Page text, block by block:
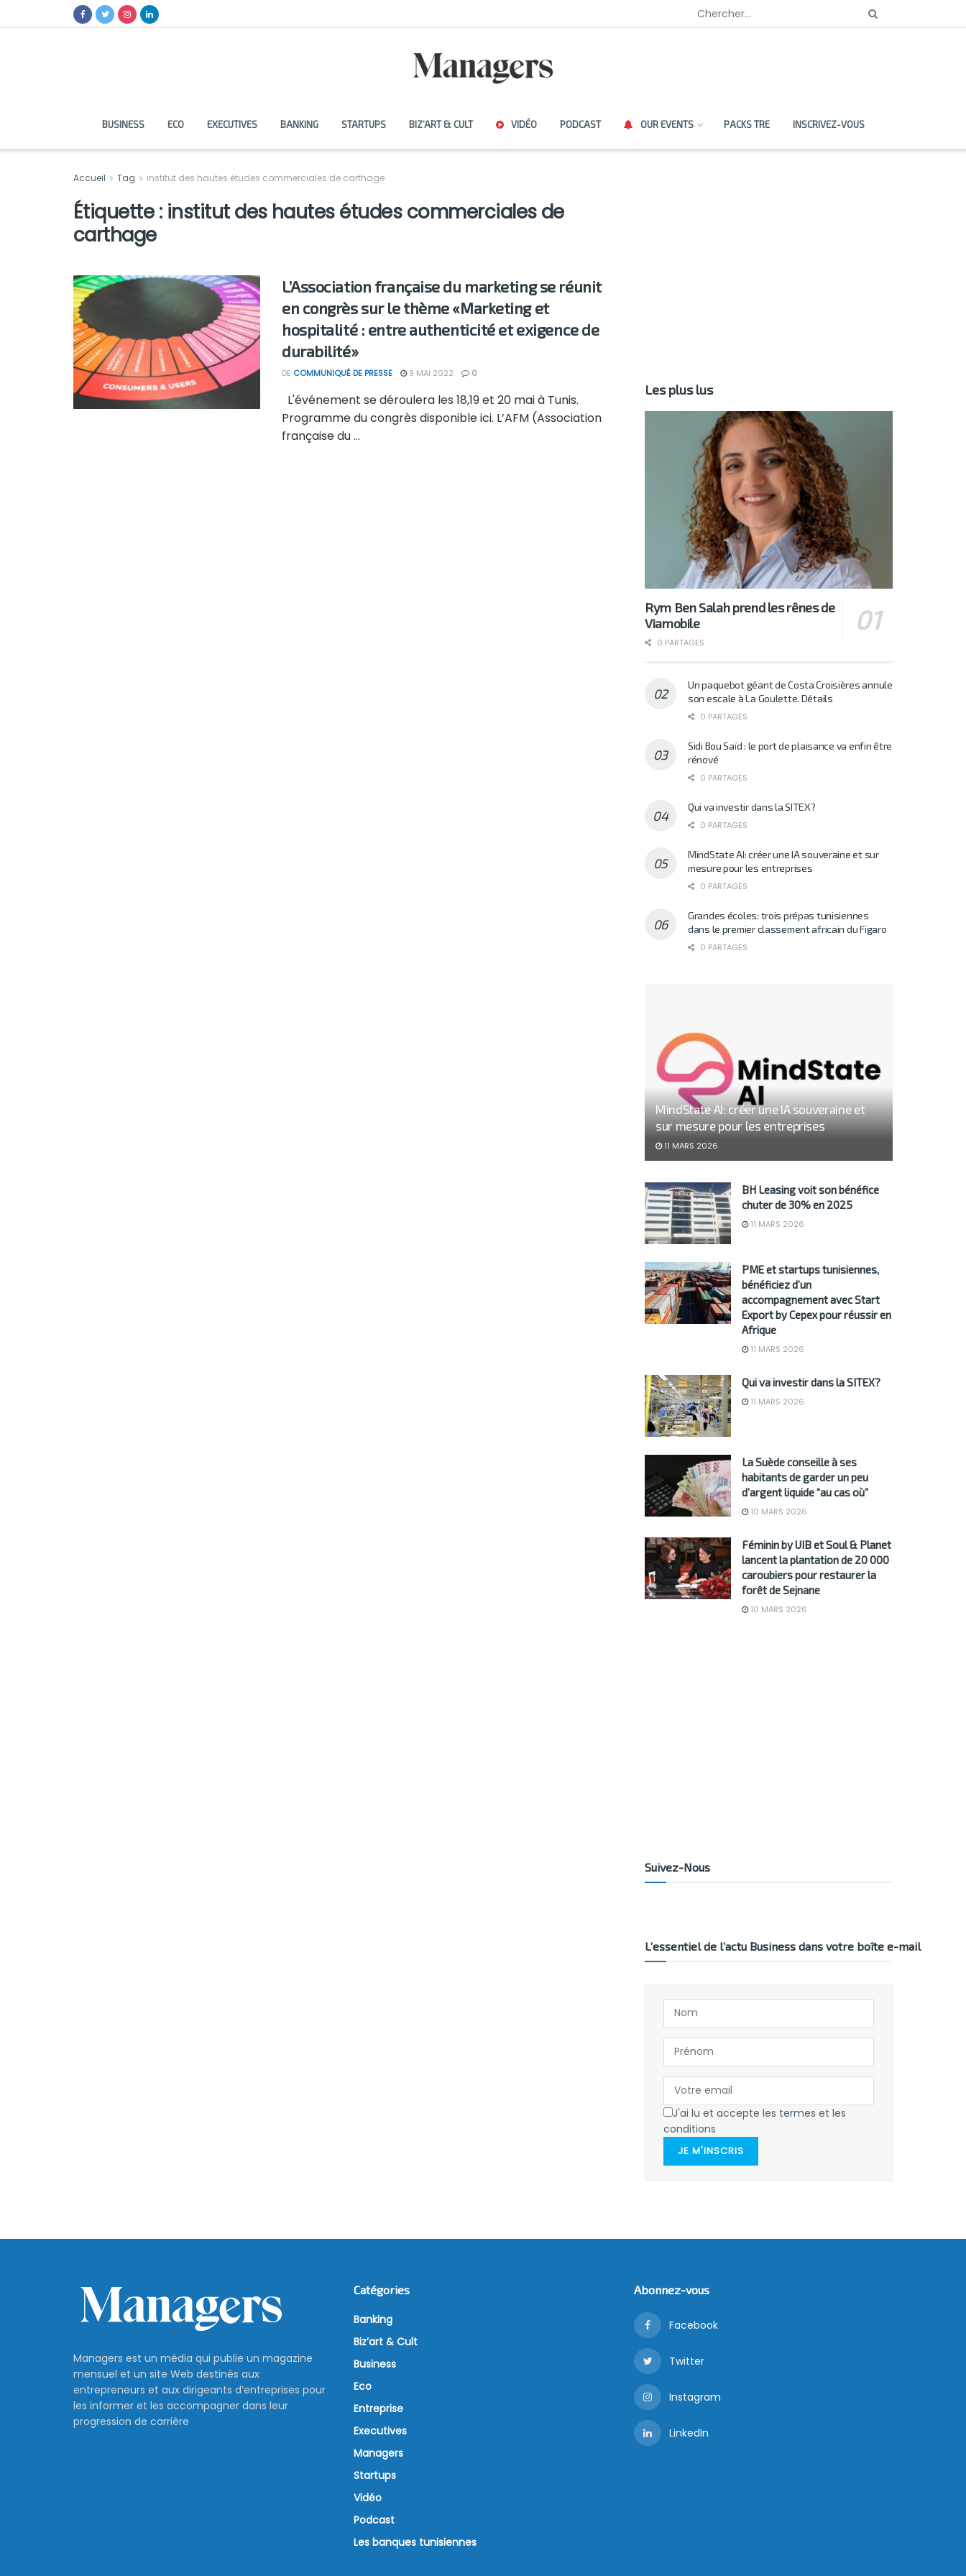
BUSINESS ECO EXECUTIVES BANKING STARTUPS BIZ’ART & CULT VIDÉO PODCAST OUR EVENTS PACKS TRE INSCRIVEZ-VOUS
Accueil Tag institut des hautes études commerciales de carthage
Étiquette : institut des hautes études commerciales de
carthage
L’Association française du marketing se réunit
en congrès sur le thème «Marketing et
hospitalité : entre authenticité et exigence de
durabilité»
DE COMMUNIQUÉ DE PRESSE 9 MAI 2022 0
L'événement se déroulera les 18,19 et 20 mai à Tunis.
Programme du congrès disponible ici. L’AFM (Association
française du ...
Les plus lus
Rym Ben Salah prend les rênes de
Viamobile
0 PARTAGES
Un paquebot géant de Costa Croisières annule
son escale à La Goulette. Détails
0 PARTAGES
Sidi Bou Saïd : le port de plaisance va enfin être
rénové
0 PARTAGES
Qui va investir dans la SITEX?
0 PARTAGES
MindState AI: créer une IA souveraine et sur
mesure pour les entreprises
0 PARTAGES
Grandes écoles: trois prépas tunisiennes
dans le premier classement africain du Figaro
0 PARTAGES
MindState AI: créer une IA souveraine et
sur mesure pour les entreprises
11 MARS 2026
BH Leasing voit son bénéfice
chuter de 30% en 2025
11 MARS 2026
PME et startups tunisiennes,
bénéficiez d’un
accompagnement avec Start
Export by Cepex pour réussir en
Afrique
11 MARS 2026
Qui va investir dans la SITEX?
11 MARS 2026
La Suède conseille à ses
habitants de garder un peu
d’argent liquide “au cas où”
10 MARS 2026
Féminin by UIB et Soul & Planet
lancent la plantation de 20 000
caroubiers pour restaurer la
forêt de Sejnane
10 MARS 2026
Suivez-Nous
L’essentiel de l’actu Business dans votre boîte e-mail
J'ai lu et accepte les termes et les
conditions
JE M'INSCRIS
Managers est un média qui publie un magazine
mensuel et un site Web destinés aux
entrepreneurs et aux dirigeants d’entreprises pour
les informer et les accompagner dans leur
progression de carrière
Catégories
Banking
Biz’art & Cult
Business
Eco
Entreprise
Executives
Managers
Startups
Vidéo
Podcast
Les banques tunisiennes
Abonnez-vous
Facebook
Twitter
Instagram
LinkedIn